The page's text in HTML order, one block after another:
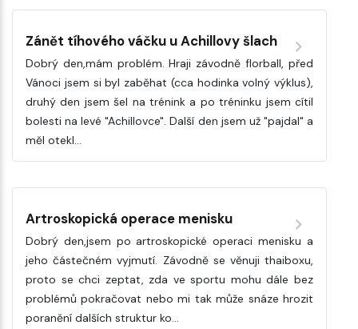
Zánět tíhového váčku u Achillovy šlach
Dobrý den,mám problém. Hraji závodně florball, před
Vánoci jsem si byl zaběhat (cca hodinka volný výklus),
druhý den jsem šel na trénink a po tréninku jsem cítil
bolesti na levé "Achillovce". Další den jsem už "pajdal" a
měl otekl…
Artroskopická operace menisku
Dobrý den,jsem po artroskopické operaci menisku a
jeho částečném vyjmutí. Závodně se věnuji thaiboxu,
proto se chci zeptat, zda ve sportu mohu dále bez
problémů pokračovat nebo mi tak může snáze hrozit
poranění dalších struktur ko…